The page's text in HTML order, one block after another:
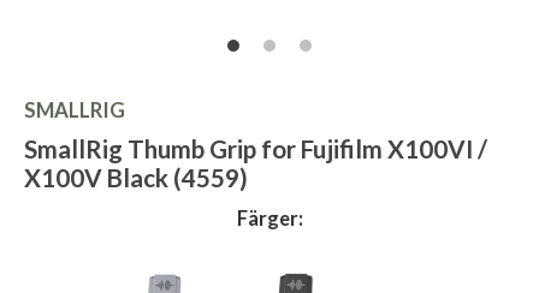
SMALLRIG
SmallRig Thumb Grip for Fujifilm X100VI /
X100V Black (4559)
Färger: